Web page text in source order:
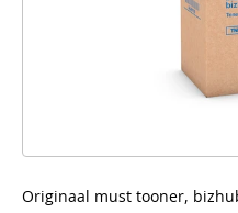
Originaal must tooner,